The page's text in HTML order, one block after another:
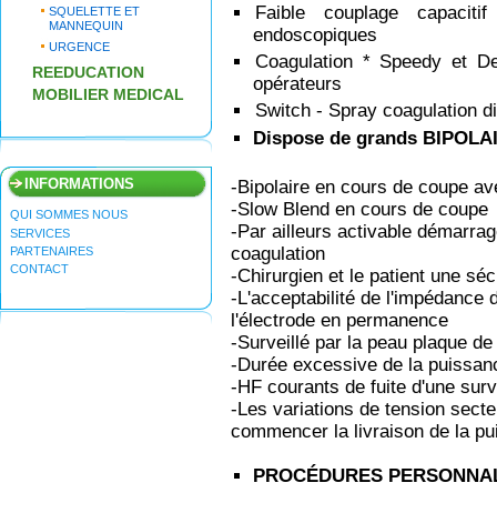
SQUELETTE ET
MANNEQUIN
URGENCE
REEDUCATION
MOBILIER MEDICAL
INFORMATIONS
QUI SOMMES NOUS
SERVICES
PARTENAIRES
CONTACT
Faible couplage
endoscopiques
Coagulation * Speedy et
opérateurs
Switch - Spray coagulation
Dispose de grands
-Bipolaire en cours de coupe
-Slow Blend en cours de coupe
-Par ailleurs activable
coagulation
-Chirurgien et le patient une
-L'acceptabilité de l'impédance
l'électrode en permanence
-Surveillé par la peau plaque
-Durée excessive de la
-HF courants de fuite d'une
-Les variations de tension
commencer la livraison de la
PROCÉDURES